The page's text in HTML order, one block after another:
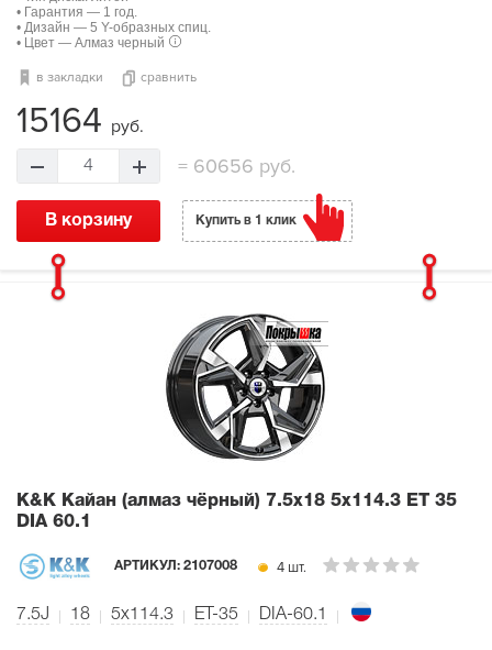
• Гарантия — 1 год.
• Дизайн — 5 Y-образных спиц.
• Цвет — Алмаз черный
в закладки сравнить
15164 руб.
4 = 60656 руб.
В корзину Купить в 1 клик
K&K Кайан (алмаз чёрный) 7.5x18 5x114.3 ET 35
DIA 60.1
АРТИКУЛ:2107008 4 шт.
7.5J 18 5x114.3 ET-35 DIA-60.1